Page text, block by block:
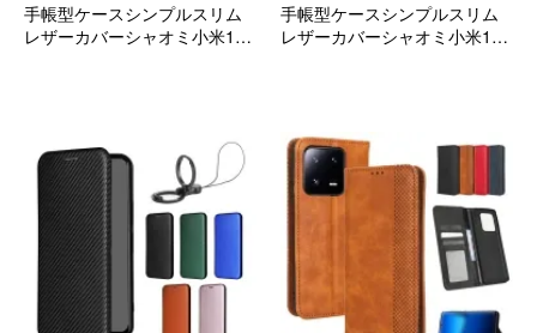
手帳型ケースシンプルスリム
レザーカバーシャオミ小米13/
手帳型ケースシンプルスリム
レザーカバーシャオミ小米13/